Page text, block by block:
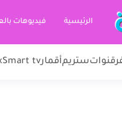
الرئيسية فيديوهات
قنواتستريمأقمارSmart tv